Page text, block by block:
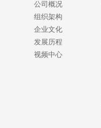
公司概况
组织架构
企业文化
发展历程
视频中心